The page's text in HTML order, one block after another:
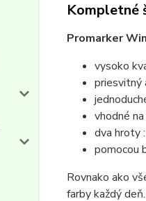
Kompletné
Promarker
vysoko
priesvitný
vhodné
dva hroty
pomocou
Rovnako ako
farby každý deň.